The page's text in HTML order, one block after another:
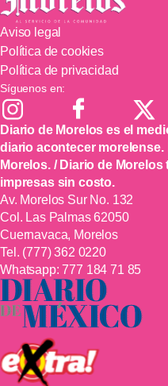
Aviso legal
Política de cookies
Política de privacidad
Síguenos en:
Diario de Morelos es el
diario acontecer
Morelos. / Diario de
impresas sin costo.
Av. Morelos Sur No. 132
Col. Las Palmas 62050
Cuernavaca, Morelos
Tel. (777) 362 0220
Whatsapp:777 184 71 85